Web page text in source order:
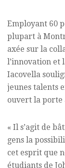
Employant 60
plupart à
axée sur la
l’innovation et
Iacovella
jeunes talents
ouvert la porte
« Il s’agit de
gens la
cet esprit que
étudiants de